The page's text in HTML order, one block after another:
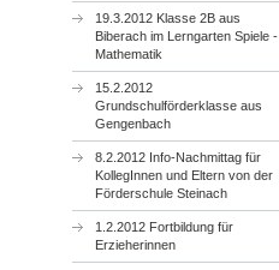
19.3.2012 Klasse 2B aus
Biberach im Lerngarten Spiele -
Mathematik
15.2.2012
Grundschulförderklasse aus
Gengenbach
8.2.2012 Info-Nachmittag für
KollegInnen und Eltern von der
Förderschule Steinach
1.2.2012 Fortbildung für
Erzieherinnen